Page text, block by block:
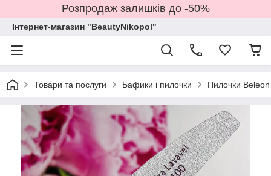
Розпродаж залишків до -50%
Інтернет-магазин "BeautyNikopol"
Товари та послуги Бафики і пилочки Пилочки Beleon